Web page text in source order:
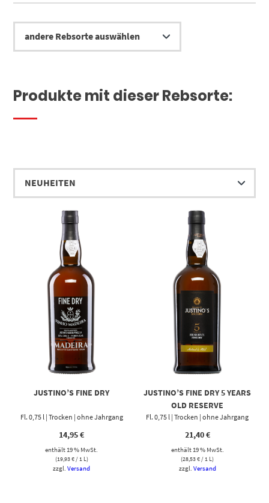
Produkte mit dieser Rebsorte:
JUSTINO’S FINE DRY
Fl. 0,75 l | Trocken | ohne Jahrgang
14,95€
enthält 19 % MwSt.
(19,93€/ 1 L)
zzgl.Versand
JUSTINO’S FINE DRY 5 YEARS
OLD RESERVE
Fl. 0,75 l | Trocken | ohne Jahrgang
21,40€
enthält 19 % MwSt.
(28,53€/ 1 L)
zzgl. Versand